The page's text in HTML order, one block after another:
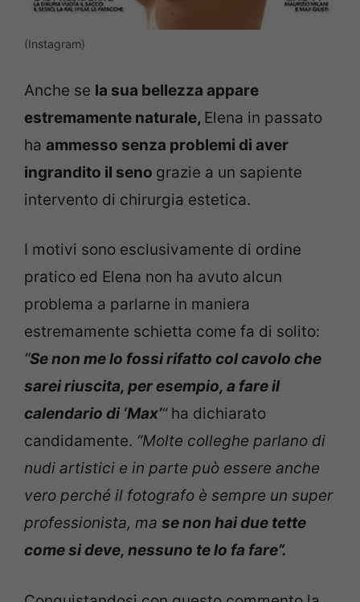
(Instagram)
Anche se la sua bellezza appare
estremamente naturale, Elena in passato
ha ammesso senza problemi di aver
ingrandito il seno grazie a un sapiente
intervento di chirurgia estetica.
I motivi sono esclusivamente di ordine
pratico ed Elena non ha avuto alcun
problema a parlarne in maniera
estremamente schietta come fa di solito:
“Se non me lo fossi rifatto col cavolo che
sarei riuscita, per esempio, a fare il
calendario di ‘Max’“ha dichiarato
candidamente. “Molte colleghe parlano di
nudi artistici e in parte può essere anche
vero perché il fotografo è sempre un super
professionista, ma se non hai due tette
come si deve, nessuno te lo fa fare”.